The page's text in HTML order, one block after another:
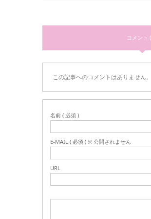
コメント
この記事へのコメントはありません。
名前 ( 必須 )
E-MAIL ( 必須 ) ※ 公開されません
URL